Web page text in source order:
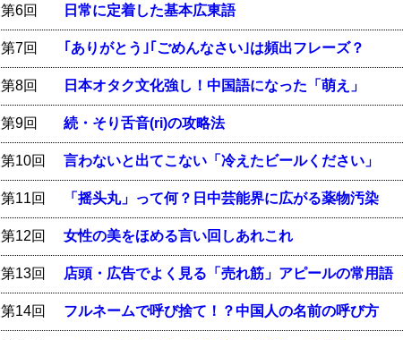
第6回 日常に定着した基本広東語
第7回 ｢ありがとう｣｢ごめんなさい｣は頻出フレーズ？
第8回 日本オタク文化強し！中国語になった「萌え」
第9回 続・そり舌音(ri)の攻略法
第10回 言わないと出てこない「冷えたビールください」
第11回 「摇头丸」って何？日中芸能界に広がる薬物汚染
第12回 女性の美をほめる言い回しあれこれ
第13回 店頭・広告でよく見る「売れ筋」アピールの常用語
第14回 フルネームで呼び捨て！？中国人の名前の呼び方